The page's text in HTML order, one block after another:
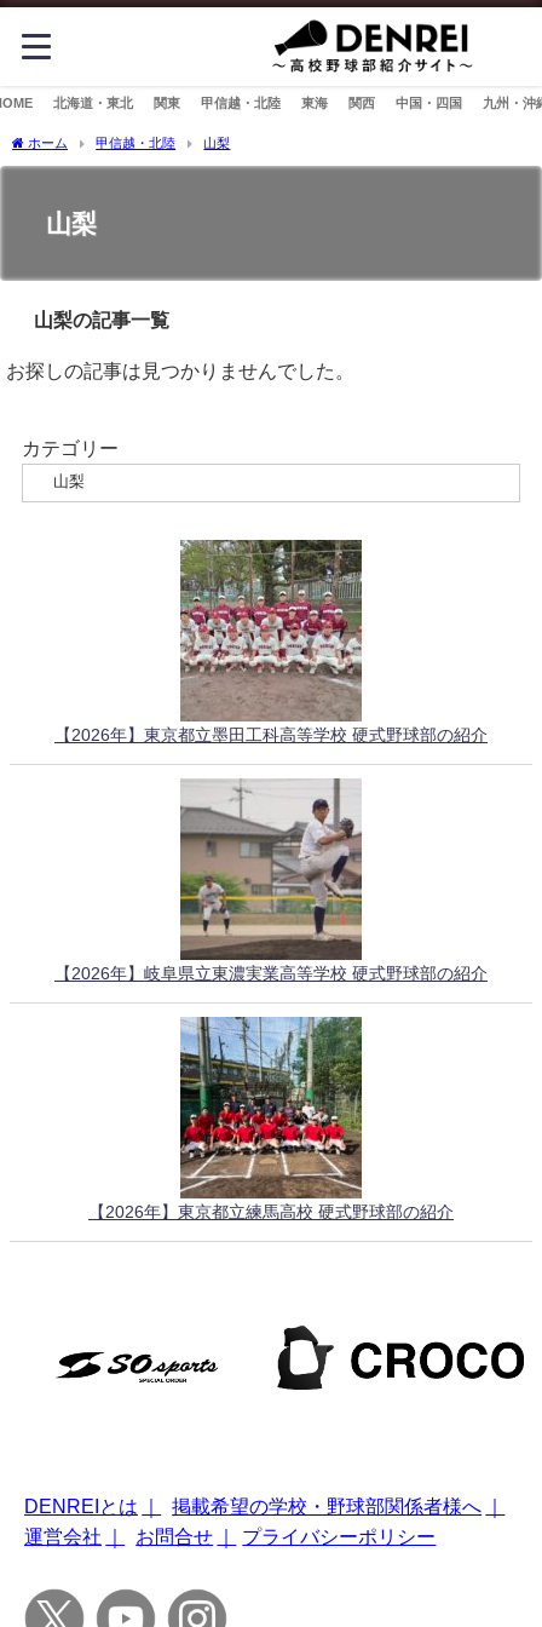
北海道・東北 関東 甲信越・北陸 東海 関西 中国・四国 九州・沖
ホーム 甲信越・北陸 山梨
山梨
山梨の記事一覧
お探しの記事は見つかりませんでした。
カテゴリー
【2026年】東京都立墨田工科高等学校 硬式野球部の紹介
【2026年】岐阜県立東濃実業高等学校 硬式野球部の紹介
【2026年】東京都立練馬高校 硬式野球部の紹介
DENREIとは 掲載希望の学校・野球部関係者様へ
運営会社
お問合せ プライバシーポリシー